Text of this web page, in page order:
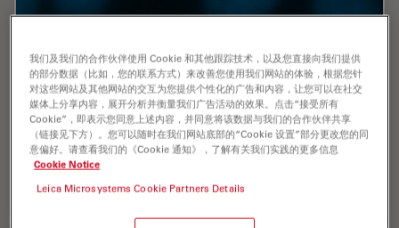
超越反卷积
宽场荧光显微镜通常用于视觉呈现生命科学样本中的结构并获
取重要信息。利用荧光蛋白或染料，以高度特异性的方式标记
离散的样本部分。为了充分了解某种结构，可能需要以三维方
式呈现，但这会对使用显微镜带来某些挑战。
Mar 22, 2023 文章 三维成像
我们及我们的合作伙伴使用 Cookie 和其他跟踪技术，以及您直接向我们提供
的部分数据（比如，您的联系方式）来改善您使用我们网站的体验，根据您针
对这些网站及其他网站的交互为您提供个性化的广告和内容，让您可以在社交
媒体上分享内容，展开分析并衡量我们广告活动的效果。点击“接受所有
Cookie”，即表示您同意上述内容，并同意将该数据与我们的合作伙伴共享
（链接见下方）。您可以随时在我们网站底部的“Cookie 设置”部分更改您的同
意偏好。请查看我们的《Cookie 通知》，了解有关我们实践的更多信息
Cookie Notice
Leica Microsystems Cookie Partners Details